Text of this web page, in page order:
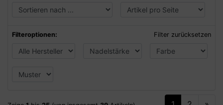
Filteroptionen: Filter zurücksetzen